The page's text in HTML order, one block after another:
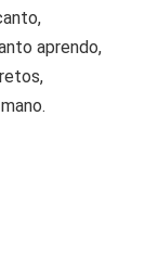
aprendo,